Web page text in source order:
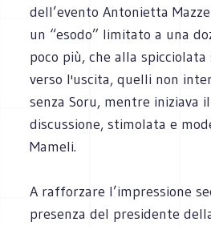
dell’evento Antonietta
un “esodo” limitato a una
poco più, che alla
verso l'uscita, quelli non
senza Soru, mentre iniziava
discussione, stimolata e
Mameli.
A rafforzare l’impressione
presenza del presidente